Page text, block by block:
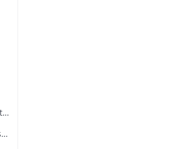
Dessin de GIEFEM pour le 20e anniversaire du Cercle Cartophile de Thann et de la Vallée de la Thur. 25-26 novembre 2006. carte n° 17
Dessin de GiEFEM pour le Club Multicollections "Les Chasseurs d'Images", Mulhouse. Carte n° 19 : "50 ans de carnaval à Mulhouse